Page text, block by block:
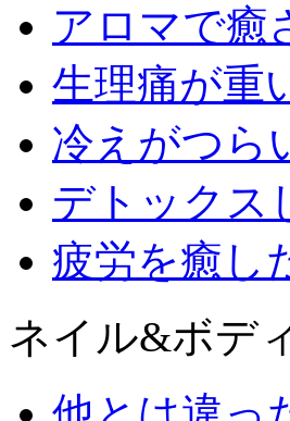
アロマで癒
生理痛が重
冷えがつら
デトックス
疲労を癒し
ネイル&ボデ